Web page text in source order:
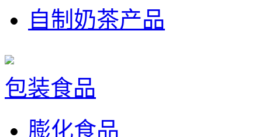
自制奶茶产品
包装食品
膨化食品